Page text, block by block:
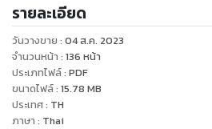
คำโปรย
ปารารินที่ดิ้นรนอยากให้เขาปล่อยเธอ
เลยไปมาก ฝ่ามือร้อนร้ายของพี่นัยกำลั
สาวรู้สึกมึนงง กางเกงในของเธอหายไป
รายละเอียด
วันวางขาย : 04 ส.ค. 2023
จำนวนหน้า : 136 หน้า
ประเภทไฟล์: PDF
ขนาดไฟล์: 15.78 MB
ประเทศ: TH
ภาษา : Thai